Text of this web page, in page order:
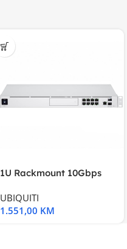
1U Rackmount 10Gbps
UBIQUITI
1.551,00 KM